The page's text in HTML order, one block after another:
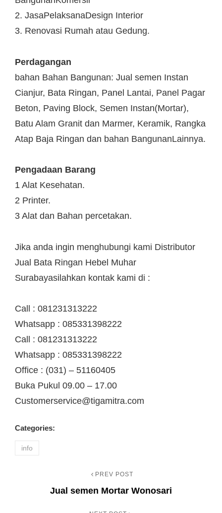
2. JasaPelaksanaDesign Interior
3. Renovasi Rumah atau Gedung.
Perdagangan
bahan Bahan Bangunan: Jual semen Instan
Cianjur, Bata Ringan, Panel Lantai, Panel Pagar
Beton, Paving Block, Semen Instan(Mortar),
Batu Alam Granit dan Marmer, Keramik, Rangka
Atap Baja Ringan dan bahan BangunanLainnya.
Pengadaan Barang
1 Alat Kesehatan.
2 Printer.
3 Alat dan Bahan percetakan.
Jika anda ingin menghubungi kami Distributor
Jual Bata Ringan Hebel Muhar
Surabayasilahkan kontak kami di :
Call : 081231313222
Whatsapp : 085331398222
Call : 081231313222
Whatsapp : 085331398222
Office : (031) – 51160405
Buka Pukul 09.00 – 17.00
Customerservice@tigamitra.com
Categories:
info
PREV POST
Jual semen Mortar Wonosari